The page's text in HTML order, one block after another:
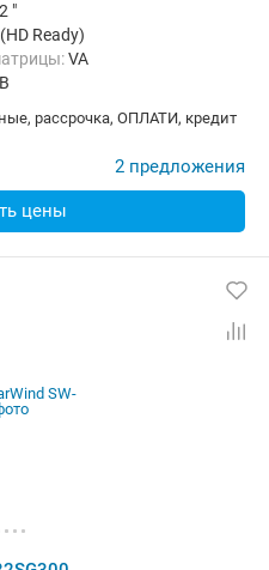
"
Ready)
VA
рассрочка, ОПЛАТИ, кредит
2 предложения
цены